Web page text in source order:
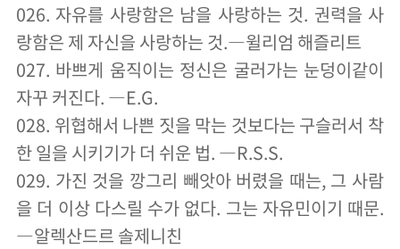
026. 자유를 사랑함은 남을 사랑하는 것. 권력을 사
랑함은 제 자신을 사랑하는 것.―윌리엄 해즐리트
027. 바쁘게 움직이는 정신은 굴러가는 눈덩이같이
자꾸 커진다. ―E.G.
028. 위협해서 나쁜 짓을 막는 것보다는 구슬러서 착
한 일을 시키기가 더 쉬운 법. ―R.S.S.
029. 가진 것을 깡그리 빼앗아 버렸을 때는, 그 사람
을 더 이상 다스릴 수가 없다. 그는 자유민이기 때문.
―알렉산드르 솔제니친